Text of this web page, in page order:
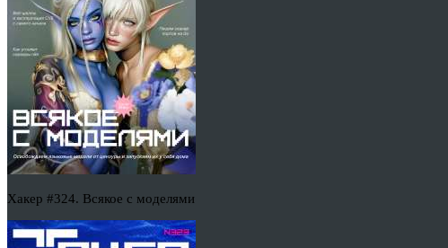
Хакер #324. Всякое с моделями